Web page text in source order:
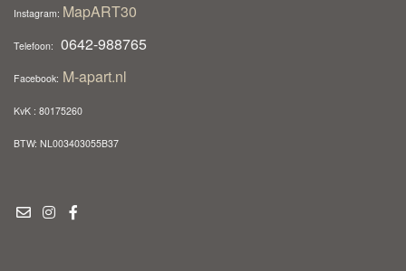
Instagram: MapART30
Telefoon: 0642-988765
Facebook: M-apart.nl
KvK : 80175260
BTW: NL003403055B37